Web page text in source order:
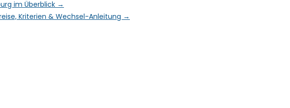
im Überblick →
Kriterien & Wechsel-Anleitung →